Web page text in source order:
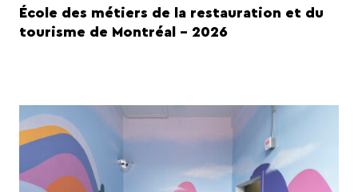
École des métiers de la restauration et du
tourisme de Montréal - 2026